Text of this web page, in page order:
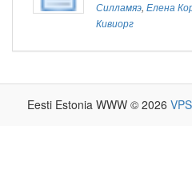
Силламяэ, Елена
Кивиорг
Eesti Estonia WWW © 2026